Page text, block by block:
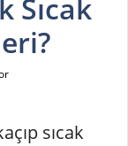
Sıcak
sıcak